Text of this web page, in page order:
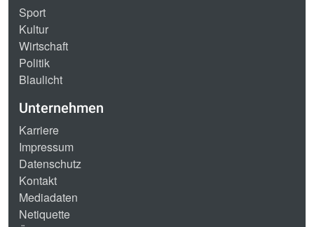
Sport
Kultur
Wirtschaft
Politik
Blaulicht
Unternehmen
Karriere
Impressum
Datenschutz
Kontakt
Mediadaten
Netiquette